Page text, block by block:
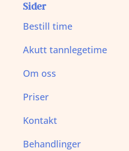
Sider
Bestill time
Akutt tannlegetime
Om oss
Priser
Kontakt
Behandlinger